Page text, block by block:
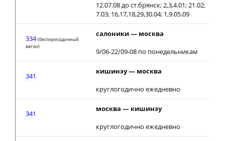
12.07.08 до ст.брянск; 2,3,4.01; 21.02;
7.03; 16,17,18,29,30.04; 1,9.05.09
334 (беспересадочный
вагон)
салоники — москва
9/06-22/09-08 по понедельникам
341
кишинэу — москва
круглогодично ежедневно
341
москва — кишинэу
круглогодично ежедневно